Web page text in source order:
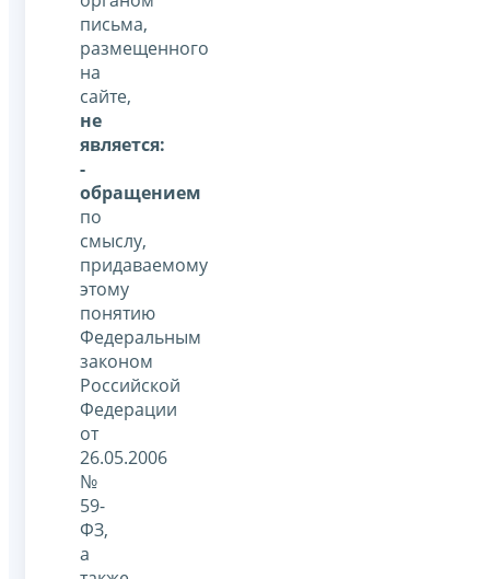
письма,
размещенного
на
сайте,
не
является:
-
обращением
по
смыслу,
придаваемому
этому
понятию
Федеральным
законом
Российской
Федерации
от
26.05.2006
№
59-
ФЗ,
а